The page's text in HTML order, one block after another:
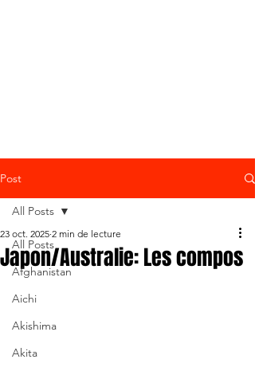
Post
All Posts
Afghanistan
Aichi
Akishima
Akita
All Posts
Japon/Australie: Les compos
23 oct. 2025 2 min de lecture